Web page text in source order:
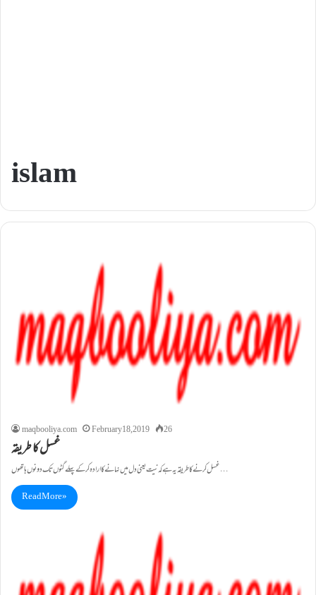
islam
maqbooliya.com February 18, 2019 26
غسل کا طریقہ
غسل کرنے کا طریقہ یہ ہے کہ نیت یعنی دل میں نہانے کا ارادہ کرکے پہلے گٹوں تک دونوں ہاتھوں…
Read More »